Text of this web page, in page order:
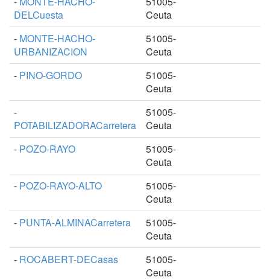
DELCuesta
Ceuta
- MONTE-HACHO-
URBANIZACION
51005-
Ceuta
- PINO-GORDO
51005-
Ceuta
-
POTABILIZADORACarretera
51005-
Ceuta
- POZO-RAYO
51005-
Ceuta
- POZO-RAYO-ALTO
51005-
Ceuta
- PUNTA-ALMINACarretera
51005-
Ceuta
- ROCABERT-DECasas
51005-
Ceuta